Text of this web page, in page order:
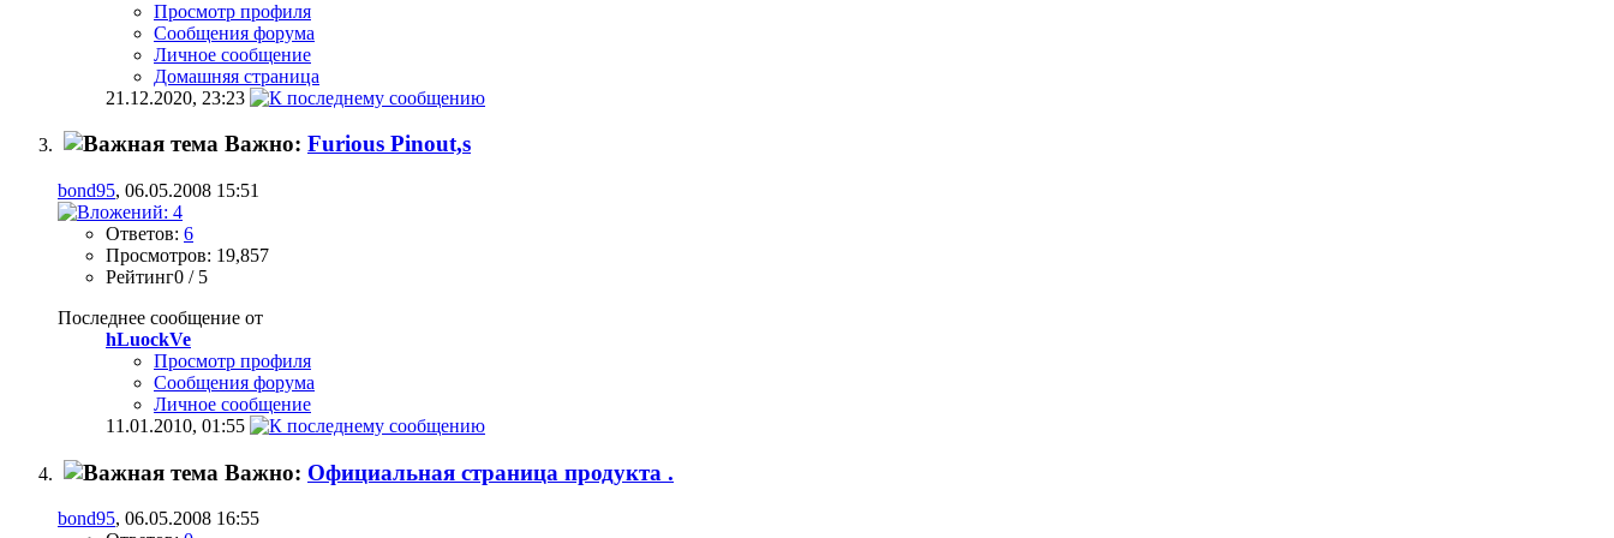
Просмотр профиля
Сообщения форума
Личное сообщение
Домашняя страница
21.12.2020, 23:23
Важно: Furious Pinout,s
bond95, 06.05.2008 15:51
Ответов: 6
Просмотров: 19,857
Рейтинг0 / 5
Последнее сообщение от
hLuockVe
Просмотр профиля
Сообщения форума
Личное сообщение
11.01.2010, 01:55
Важно: Официальная страница продукта .
bond95, 06.05.2008 16:55